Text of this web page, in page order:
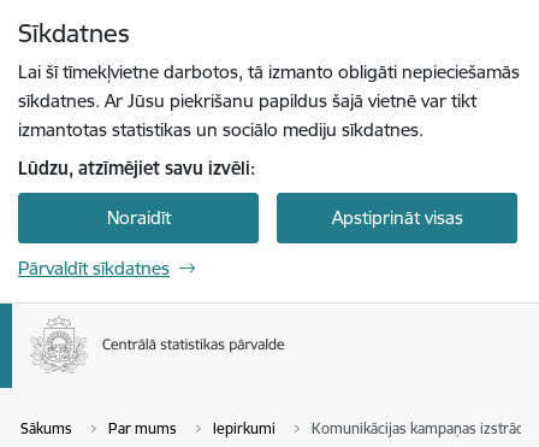
Sīkdatnes
Lai šī tīmekļvietne darbotos, tā izmanto obligāti nepieciešamās
sīkdatnes. Ar Jūsu piekrišanu papildus šajā vietnē var tikt
izmantotas statistikas un sociālo mediju sīkdatnes.
Lūdzu, atzīmējiet savu izvēli:
Noraidīt Apstiprināt visas
Pārvaldīt sīkdatnes
Sākums Par mums Iepirkumi Komunikācijas kampaņas izstrāde